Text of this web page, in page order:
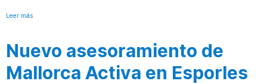
Leer más
Nuevo asesoramiento de
Mallorca Activa en Esporles